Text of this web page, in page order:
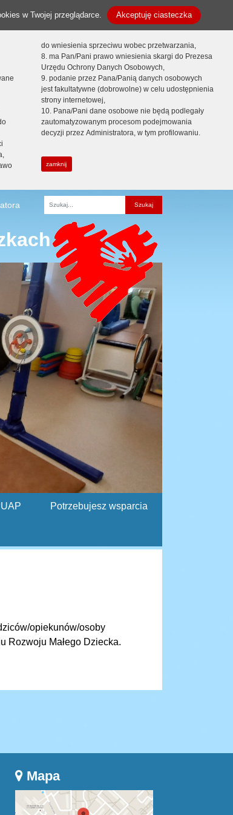
w Twojej przeglądarce. Akceptuję ciasteczka
do wniesienia sprzeciwu wobec przetwarzania,
8. ma Pan/Pani prawo wniesienia skargi do Prezesa
Urzędu Ochrony Danych Osobowych,
9. podanie przez Pana/Panią danych osobowych
jest fakultatywne (dobrowolne) w celu udostępnienia
strony internetowej,
10. Pana/Pani dane osobowe nie będą podlegały
zautomatyzowanym procesom podejmowania
decyzji przez Administratora, w tym profilowaniu.
zamknij
Fraza
Potrzebujesz wsparcia
opiekunów/osoby
Rozwoju Małego Dziecka.
Mapa